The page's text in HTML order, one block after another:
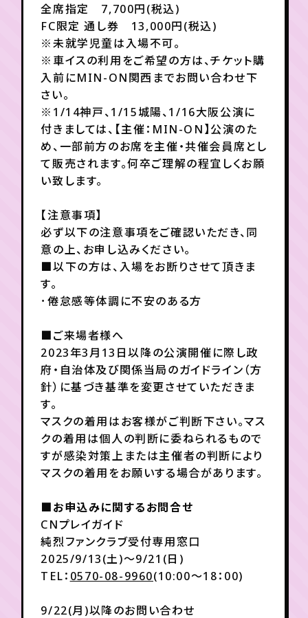
月会員制ファンクラブ
会員登録 ログイン
全席指定 7,700円(税込)
FC限定 通し券 13,000円(税込)
※未就学児童は入場不可。
※車イスの利用をご希望の方は、チケット購
入前にMIN-ON関西までお問い合わせ下
さい。
※1/14神戸、1/15城陽、1/16大阪公演に
付きましては、【主催：MIN-ON】公演のた
め、一部前方のお席を主催・共催会員席とし
て販売されます。何卒ご理解の程宜しくお願
い致します。
【注意事項】
必ず以下の注意事項をご確認いただき、同
意の上、お申し込みください。
■以下の方は、入場をお断りさせて頂きま
す。
･倦怠感等体調に不安のある方
■ご来場者様へ
2023年3月13日以降の公演開催に際し政
府・自治体及び関係当局のガイドライン（方
針）に基づき基準を変更させていただきま
す。
マスクの着用はお客様がご判断下さい。マス
クの着用は個人の判断に委ねられるもので
すが感染対策上または主催者の判断により
マスクの着用をお願いする場合があります。
■お申込みに関するお問合せ
CNプレイガイド
純烈ファンクラブ受付専用窓口
2025/9/13(土)～9/21(日)
TEL： 0570-08-9960(10:00～18：00)
9/22(月)以降のお問い合わせ